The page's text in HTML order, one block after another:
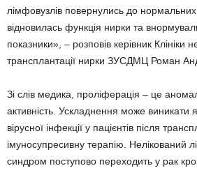
лімфовузлів повернулись до нормальних
відновилась функція нирки та
показники», – розповів керівник Клініки
трансплантації нирки ЗУСДМЦ Роман
Зі слів медика, проліферація – це
активність. Ускладнення може виникати
вірусної інфекції у пацієнтів після
імуносупресивну терапію. Нелікований
синдром поступово переходить у рак